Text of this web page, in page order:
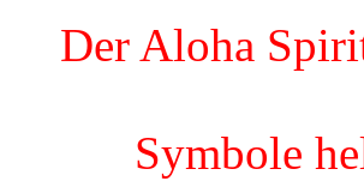
Der Aloha
Symbole